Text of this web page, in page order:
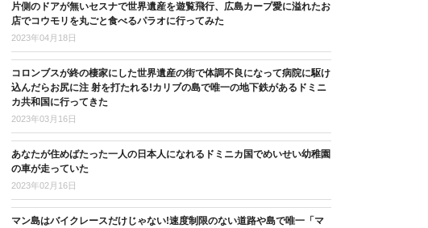
片側のドアが無いセスナで世界遺産を遊覧飛行、広島カープ愛に溢れたお
店でコウモリを丸ごと食べるパラオに行ってみた
2023年04月18日
コロンブスが終の棲家にした世界遺産の街で体調不良になって病院に駆け
込んだらお尻に注 射を打たれる!カリブの島で唯一の地下鉄があるドミニ
カ共和国に行ってきた
2023年03月16日
あなたが住めばたった一人の日本人になれるドミニカ国でめいせい幼稚園
の車が走っていた
2023年02月16日
マン島はバイクレースだけじゃない!速度制限のない道路や島で唯一「マ